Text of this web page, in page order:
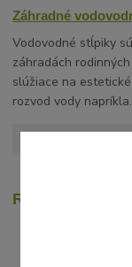
Záhradné
Vodovodné stĺpiky
záhradách
slúžiace na
rozvod vody
Recenzie